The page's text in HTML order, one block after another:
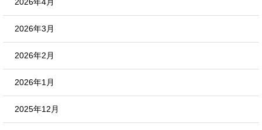
2026年4月
2026年3月
2026年2月
2026年1月
2025年12月